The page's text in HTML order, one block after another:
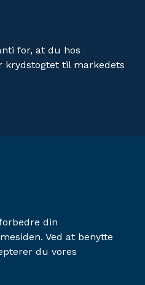
for, at du hos
krydstogtet til markedets
din
Ved at benytte
du vores